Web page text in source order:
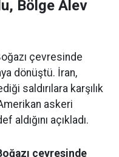
Bölge Alev
çevresinde
dönüştü. İran,
saldırılara karşılık
askeri
aldığını açıkladı.
çevresinde